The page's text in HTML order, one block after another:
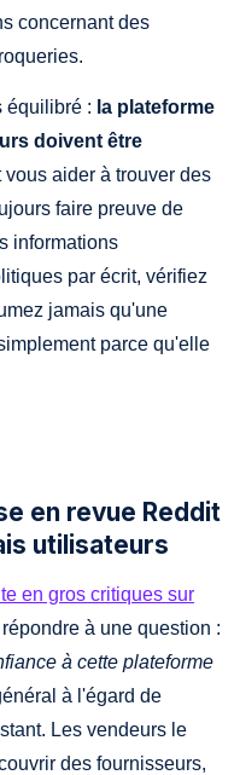
concernant des
équilibré : la plateforme
doivent être
aider à trouver des
faire preuve de
informations
par écrit, vérifiez
jamais qu'une
parce qu'elle
en revue Reddit
utilisateurs
en gros critiques sur
à une question :
à cette plateforme
à l'égard de
Les vendeurs le
des fournisseurs,